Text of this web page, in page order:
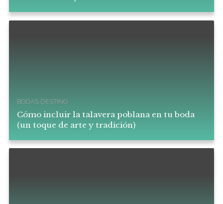
BODAS DESTINO
Cómo incluir la talavera poblana en tu boda
(un toque de arte y tradición)